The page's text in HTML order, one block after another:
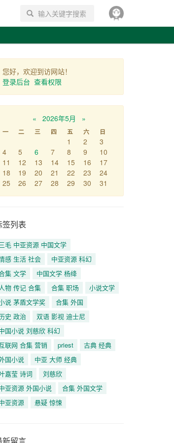
搜索
您好，欢迎到访网站！
登录后台 查看权限
« 2026年5月 »
一 二 三 四 五 六 日
1 2
3
4
5 6 7 8 9
10
11
12 13 14 15 16
17
18
19 20 21 22 23
24
25
26 27 28 29 30 31
签列表
毛 中亚资源 中国文学
感 生活 社会
中亚资源 科幻
集 文学
中国文学 杨绛
物 传记 合集
合集 职场
小说文学
说 茅盾文学奖
合集 外国
史 政治
双语 影视 迪士尼
国小说 刘慈欣 科幻
联网 合集 营销
priest
古典 经典
国小说
中亚 大师 经典
嘉莹 诗词
刘慈欣
亚资源 外国小说
合集 外国文学
亚资源
悬疑 惊悚